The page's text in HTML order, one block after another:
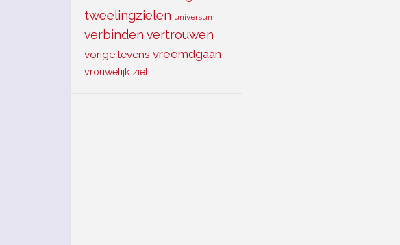
tweelingzielen universum
verbinden vertrouwen
vorige levens vreemdgaan
vrouwelijk ziel